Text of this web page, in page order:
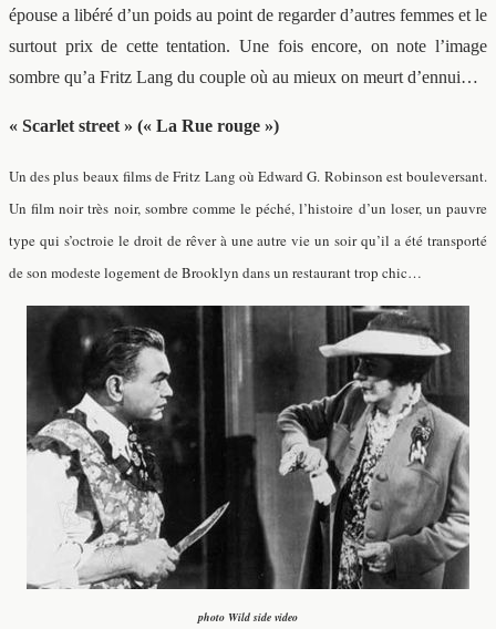
épouse a libéré d’un poids au point de regarder d’autres femmes et le
surtout prix de cette tentation. Une fois encore, on note l’image
sombre qu’a Fritz Lang du couple où au mieux on meurt d’ennui…
« Scarlet street » (« La Rue rouge »)
Un des plus beaux films de Fritz Lang où Edward G. Robinson est bouleversant.
Un film noir très noir, sombre comme le péché, l’histoire d’un loser, un pauvre
type qui s’octroie le droit de rêver à une autre vie un soir qu’il a été transporté
de son modeste logement de Brooklyn dans un restaurant trop chic…
photo Wild side video